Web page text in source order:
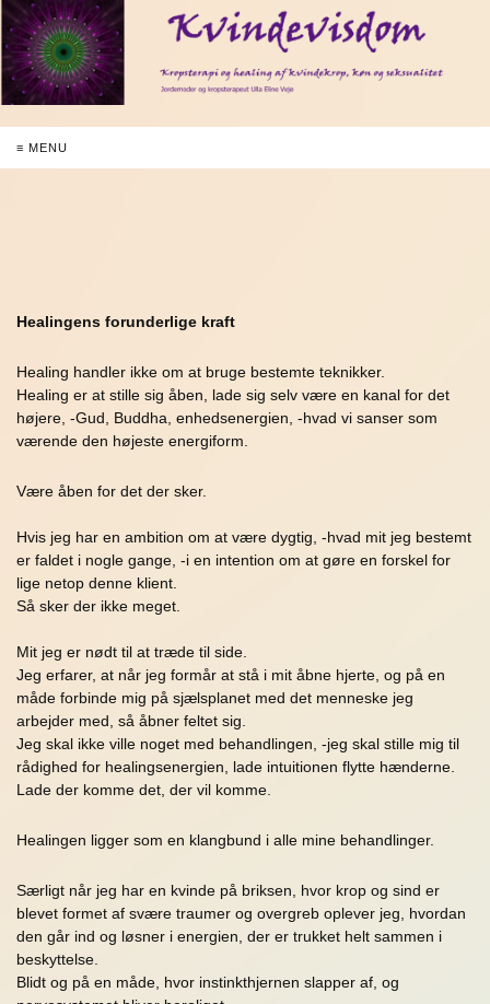
≡ MENU
Healingens forunderlige kraft
Healing handler ikke om at bruge bestemte teknikker.
Healing er at stille sig åben, lade sig selv være en kanal for det
højere, -Gud, Buddha, enhedsenergien, -hvad vi sanser som
værende den højeste energiform.
Være åben for det der sker.
Hvis jeg har en ambition om at være dygtig, -hvad mit jeg bestemt
er faldet i nogle gange, -i en intention om at gøre en forskel for
lige netop denne klient.
Så sker der ikke meget.
Mit jeg er nødt til at træde til side.
Jeg erfarer, at når jeg formår at stå i mit åbne hjerte, og på en
måde forbinde mig på sjælsplanet med det menneske jeg
arbejder med, så åbner feltet sig.
Jeg skal ikke ville noget med behandlingen, -jeg skal stille mig til
rådighed for healingsenergien, lade intuitionen flytte hænderne.
Lade der komme det, der vil komme.
Healingen ligger som en klangbund i alle mine behandlinger.
Særligt når jeg har en kvinde på briksen, hvor krop og sind er
blevet formet af svære traumer og overgreb oplever jeg, hvordan
den går ind og løsner i energien, der er trukket helt sammen i
beskyttelse.
Blidt og på en måde, hvor instinkthjernen slapper af, og